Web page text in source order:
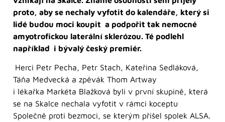
proto, aby se nechaly vyfotit do kalendáře, který si
lidé budou moci koupit a podpořit tak nemocné
amyotrofickou laterální sklerózou. Té podlehl
například i bývalý český premiér.
Herci Petr Pecha, Petr Stach, Kateřina Sedláková,
Táňa Medvecká a zpěvák Thom Artway
i lékařka Markéta Blažková byli v první skupině, která
se na Skalce nechala vyfotit v rámci koceptu
Společně proti bezmoci, se kterým přišel spolek ALSA.